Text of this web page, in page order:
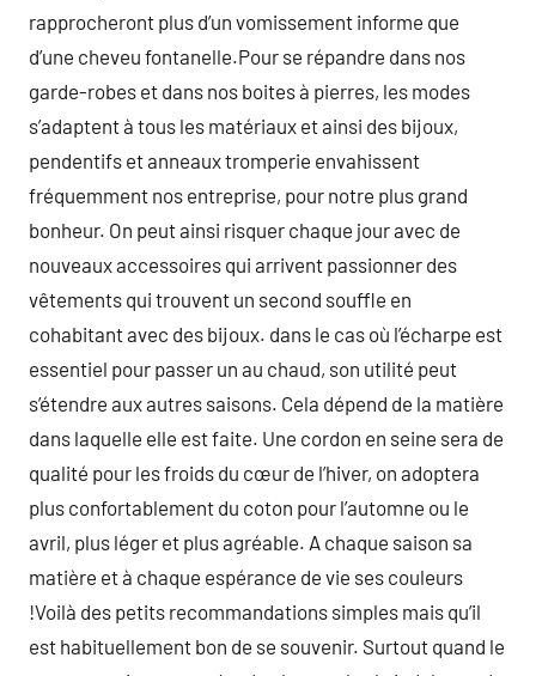
rapprocheront plus d’un vomissement informe que
d’une cheveu fontanelle.Pour se répandre dans nos
garde-robes et dans nos boites à pierres, les modes
s’adaptent à tous les matériaux et ainsi des bijoux,
pendentifs et anneaux tromperie envahissent
fréquemment nos entreprise, pour notre plus grand
bonheur. On peut ainsi risquer chaque jour avec de
nouveaux accessoires qui arrivent passionner des
vêtements qui trouvent un second souffle en
cohabitant avec des bijoux. dans le cas où l’écharpe est
essentiel pour passer un au chaud, son utilité peut
s’étendre aux autres saisons. Cela dépend de la matière
dans laquelle elle est faite. Une cordon en seine sera de
qualité pour les froids du cœur de l’hiver, on adoptera
plus confortablement du coton pour l’automne ou le
avril, plus léger et plus agréable. A chaque saison sa
matière et à chaque espérance de vie ses couleurs
!Voilà des petits recommandations simples mais qu’il
est habituellement bon de se souvenir. Surtout quand le